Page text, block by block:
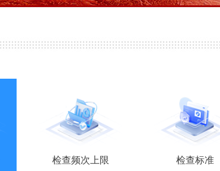
检查频次上限 检查标准